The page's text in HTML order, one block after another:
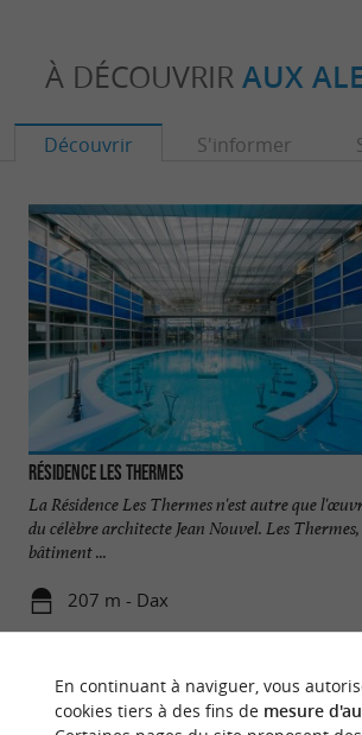
À DÉCOUVRIR AUX
Découvrir S'informer
Résidence Les Thermes
La Résidence Les Thermes n'est autre que
du célèbre architecte Jean Nouvel. Les Thermes,
bâtiment ...
207 m - Dax
En continuant à naviguer, vous
cookies tiers à des fins de mesure